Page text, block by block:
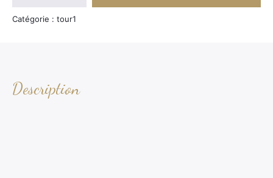
2026_FSGT_Samedi_tour1_054
Catégorie : tour1
Description